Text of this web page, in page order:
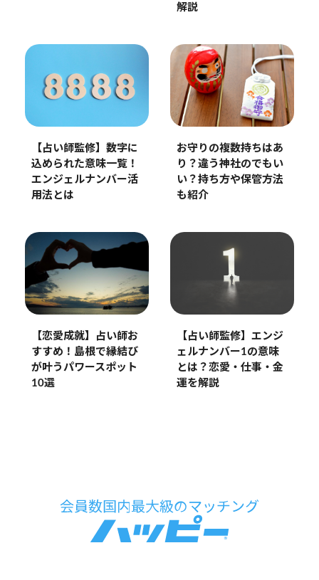
解説
【占い師監修】数字に
込められた意味一覧！
エンジェルナンバー活
用法とは
お守りの複数持ちはあ
り？違う神社のでもい
い？持ち方や保管方法
も紹介
【恋愛成就】占い師お
すすめ！島根で縁結び
が叶うパワースポット
10選
【占い師監修】エンジ
ェルナンバー1の意味
とは？恋愛・仕事・金
運を解説